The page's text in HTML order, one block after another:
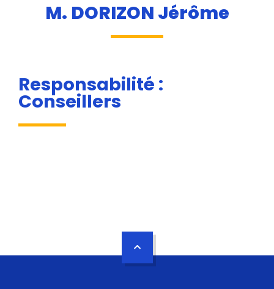
M. DORIZON Jérôme
Responsabilité :
Conseillers